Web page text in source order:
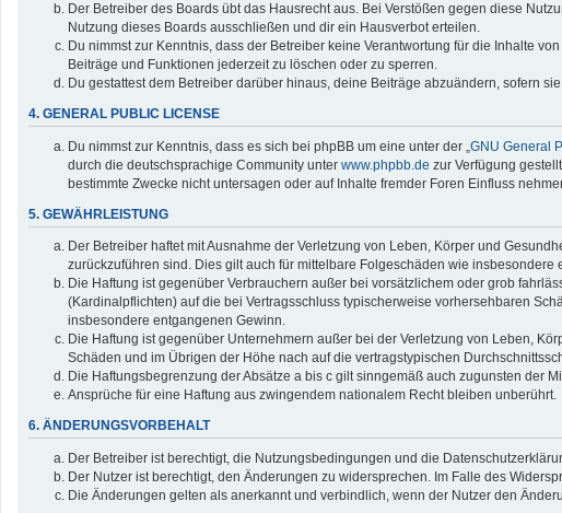
Der Betreiber des Boards übt das Hausrecht aus. Bei Verstößen gegen diese
Nutzung dieses Boards ausschließen und dir ein Hausverbot erteilen.
Du nimmst zur Kenntnis, dass der Betreiber keine Verantwortung für die Inhalte
Beiträge und Funktionen jederzeit zu löschen oder zu sperren.
Du gestattest dem Betreiber darüber hinaus, deine Beiträge abzuändern, sofern
4. GENERAL PUBLIC LICENSE
Du nimmst zur Kenntnis, dass es sich bei phpBB um eine unter der „ GNU General
durch die deutschsprachige Community unter www.phpbb.de zur Verfügung
bestimmte Zwecke nicht untersagen oder auf Inhalte fremder Foren Einfluss
5. GEWÄHRLEISTUNG
Der Betreiber haftet mit Ausnahme der Verletzung von Leben, Körper und
zurückzuführen sind. Dies gilt auch für mittelbare Folgeschäden wie insbesondere
Die Haftung ist gegenüber Verbrauchern außer bei vorsätzlichem oder grob
(Kardinalpflichten) auf die bei Vertragsschluss typischerweise vorhersehbaren
insbesondere entgangenen Gewinn.
Die Haftung ist gegenüber Unternehmern außer bei der Verletzung von Leben,
Schäden und im Übrigen der Höhe nach auf die vertragstypischen
Die Haftungsbegrenzung der Absätze a bis c gilt sinngemäß auch zugunsten der
Ansprüche für eine Haftung aus zwingendem nationalem Recht bleiben unberührt.
6. ÄNDERUNGSVORBEHALT
Der Betreiber ist berechtigt, die Nutzungsbedingungen und die
Der Nutzer ist berechtigt, den Änderungen zu widersprechen. Im Falle des
Die Änderungen gelten als anerkannt und verbindlich, wenn der Nutzer den